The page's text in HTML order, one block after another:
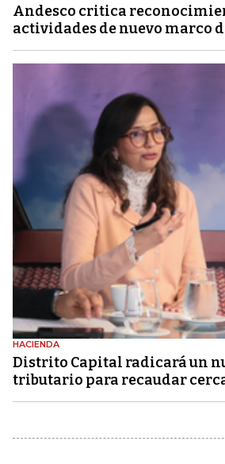
Andesco critica
actividades de nuevo marco
HACIENDA
Distrito Capital radicará un
tributario para recaudar